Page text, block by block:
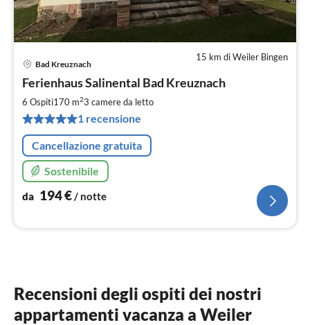
15 km di Weiler Bingen
Bad Kreuznach
Ferienhaus Salinental Bad Kreuznach
6 Ospiti170 m23 camere da letto
1 recensione
Cancellazione gratuita
Sostenibile
da 194€/ notte
Recensioni degli ospiti dei nostri
appartamenti vacanza a Weiler